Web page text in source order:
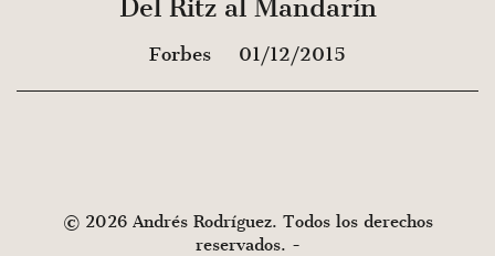
Del Ritz al Mandarín
Forbes 01/12/2015
© 2026 Andrés Rodríguez. Todos los derechos
reservados. -